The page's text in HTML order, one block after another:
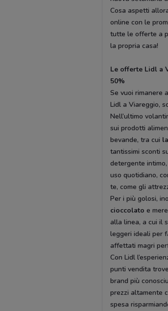
Cosa aspetti
online con le
tutte le offerte a
la propria casa!
Le offerte Lidl a
50%
Se vuoi rimanere
Lidl a Viareggio,
Nell’ultimo
sui prodotti
bevande, tra cui
tantissimi sconti
detergente
uso quotidiano,
te, come gli
Per i più golosi,
cioccolato e
alla linea, a cui il
leggeri ideali per
affettati magri
Con Lidl
punti vendita
brand più
prezzi altamente
spesa